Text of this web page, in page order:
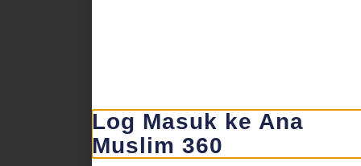
Log Masuk ke Ana
Muslim 360